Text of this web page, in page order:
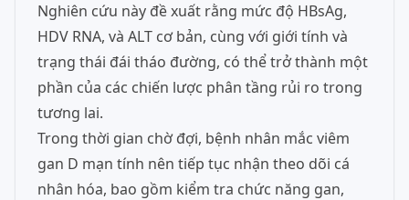
Nghiên cứu này đề xuất rằng mức độ HBsAg,
HDV RNA, và ALT cơ bản, cùng với giới tính và
trạng thái đái tháo đường, có thể trở thành một
phần của các chiến lược phân tầng rủi ro trong
tương lai.
Trong thời gian chờ đợi, bệnh nhân mắc viêm
gan D mạn tính nên tiếp tục nhận theo dõi cá
nhân hóa, bao gồm kiểm tra chức năng gan,